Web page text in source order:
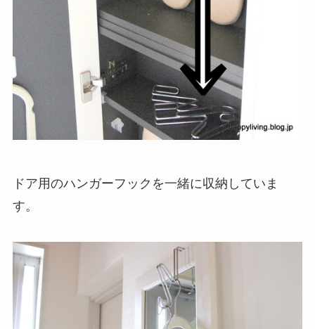
ドア用のハンガーフックを一緒に収納していま
す。